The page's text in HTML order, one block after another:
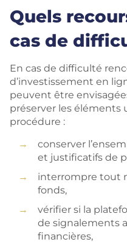
Quels
cas de
En cas de difficulté
d’investissement en
peuvent être
préserver les éléments
procédure :
conserver
et justificatifs de
interrompre tout
fonds,
vérifier si la
de signalements
financières,